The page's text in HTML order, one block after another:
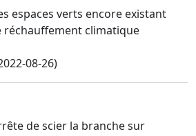
espaces verts encore existant
climatique
08-26)
de scier la branche sur